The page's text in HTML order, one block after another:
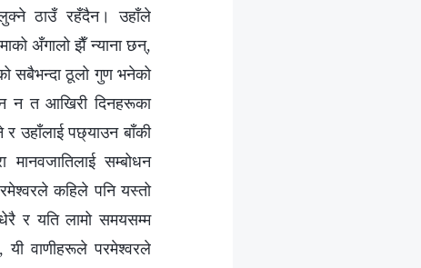
लुक्‍ने ठाउँ रहँदैन। उहाँले
अँगालो झैँ न्याना छन्,
सबैभन्दा ठूलो गुण भनेको
न त आखिरी दिनहरूका
र उहाँलाई पछ्याउन बाँकी
सम्बोधन
कहिले पनि यस्तो
र यति लामो समयसम्‍म
वाणीहरूले परमेश्‍वरले